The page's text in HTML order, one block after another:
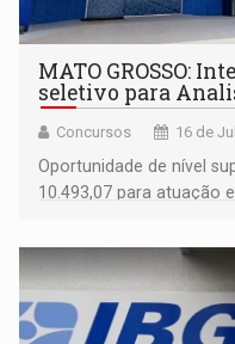
MATO GROSSO:
seletivo para
Concursos 16 de
Oportunidade de nível
10.493,07 para atuação